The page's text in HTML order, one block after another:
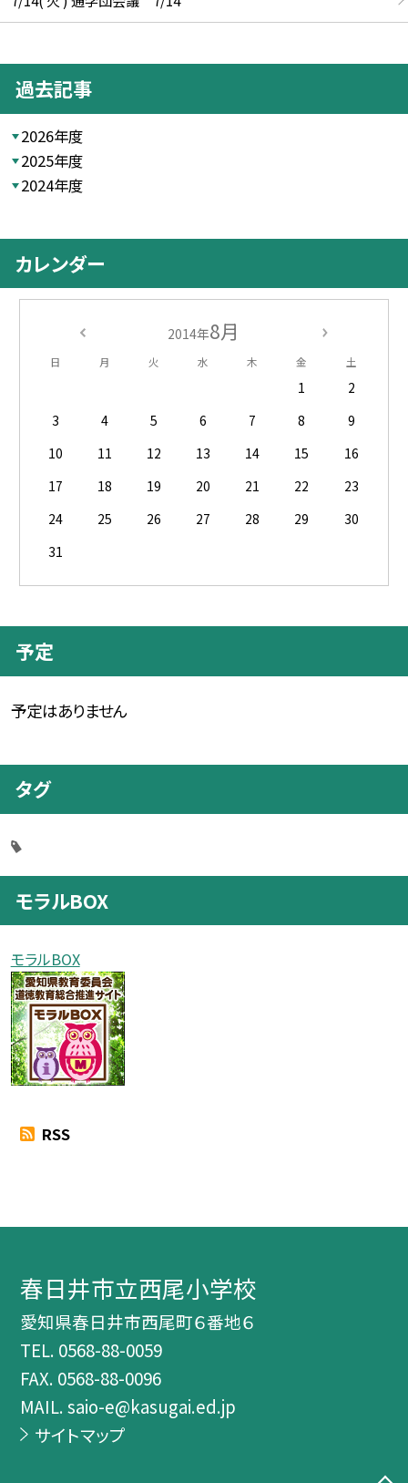
過去記事
2026年度
2025年度
2024年度
カレンダー
2014年8月
日 月 火 水 木 金 土
1
2
3
4 5 6 7 8
9
10
11 12 13 14 15
16
17
18 19 20 21 22
23
24
25 26 27 28 29
30
31
予定
予定はありません
タグ
モラルBOX
モラルBOX
RSS
春日井市立西尾小学校
愛知県春日井市西尾町６番地６
TEL. 0568-88-0059
FAX. 0568-88-0096
MAIL. saio-e@kasugai.ed.jp
サイトマップ